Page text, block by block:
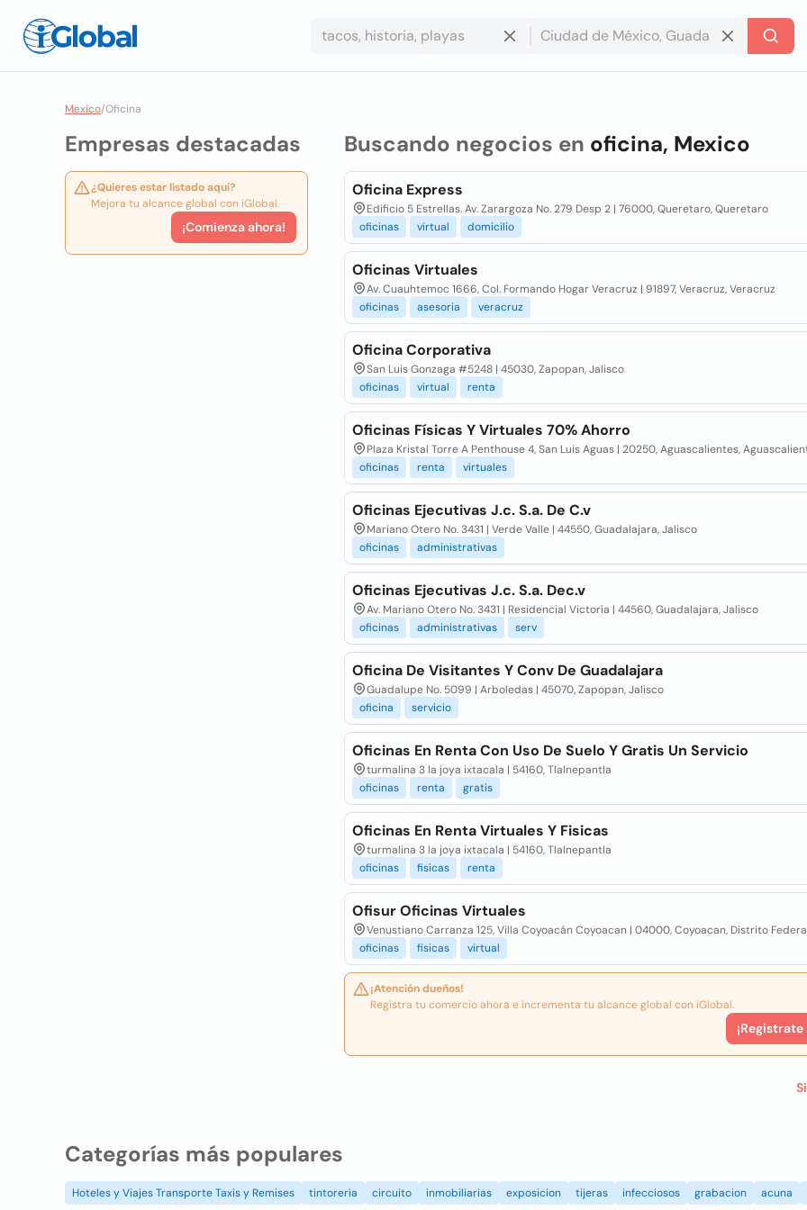
Mexico/Oficina
Empresas destacadas
¿Quieres estar listado aquí?
Mejora tu alcance global con iGlobal.
¡Comienza ahora!
Buscando negocios en oficina, Mexico
Oficina Express
Edificio 5 Estrellas. Av. Zarargoza No. 279 Desp 2 | 76000, Queretaro, Queretaro
oficinas
virtual domicilio
Oficinas Virtuales
Av. Cuauhtemoc 1666, Col. Formando Hogar Veracruz | 91897, Veracruz, Veracruz
oficinas
asesoria veracruz
Oficina Corporativa
San Luis Gonzaga #5248 | 45030, Zapopan, Jalisco
oficinas
virtual renta
Oficinas Físicas Y Virtuales 70% Ahorro
Plaza Kristal Torre A Penthouse 4, San Luis Aguas | 20250, Aguascalientes,
oficinas
renta virtuales
Oficinas Ejecutivas J.c. S.a. De C.v
Mariano Otero No. 3431 | Verde Valle | 44550, Guadalajara, Jalisco
oficinas
administrativas
Oficinas Ejecutivas J.c. S.a. Dec.v
Av. Mariano Otero No. 3431 | Residencial Victoria | 44560, Guadalajara, Jalisco
oficinas
administrativas serv
Oficina De Visitantes Y Conv De Guadalajara
Guadalupe No. 5099 | Arboledas | 45070, Zapopan, Jalisco
oficina
servicio
Oficinas En Renta Con Uso De Suelo Y Gratis Un Servicio
turmalina 3 la joya ixtacala | 54160, Tlalnepantla
oficinas
renta gratis
Oficinas En Renta Virtuales Y Fisicas
turmalina 3 la joya ixtacala | 54160, Tlalnepantla
oficinas
fisicas renta
Ofisur Oficinas Virtuales
Venustiano Carranza 125, Villa Coyoacán Coyoacan | 04000, Coyoacan, Distrito
oficinas
fisicas virtual
¡Atención dueños!
Registra tu comercio ahora e incrementa tu alcance global con iGlobal.
Categorías más populares
Hoteles y Viajes Transporte Taxis y Remises tintoreria circuito inmobiliarias exposicion tijeras infecciosos grabacion acuna